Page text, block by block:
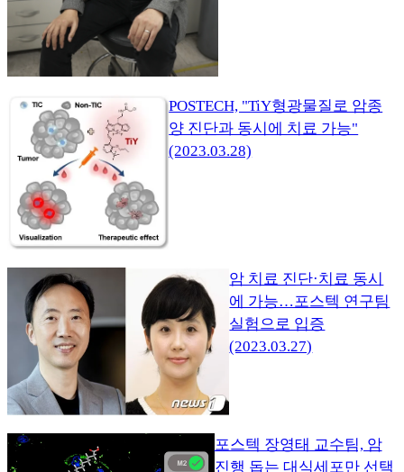
POSTECH, "TiY형광물질로 암종
양 진단과 동시에 치료 가능"
(2023.03.28)
암 치료 진단·치료 동시
에 가능…포스텍 연구팀
실험으로 입증
(2023.03.27)
포스텍 장영태 교수팀, 암
진행 돕는 대식세포만 선택